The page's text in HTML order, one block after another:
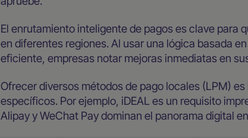
El enrutamiento inteligente de pagos es clave para
en diferentes regiones. Al usar una lógica basada
eficiente, empresas notar mejoras inmediatas en
Ofrecer diversos métodos de pago locales (LPM)
específicos. Por ejemplo, iDEAL es un requisito
Alipay y WeChat Pay dominan el panorama digital